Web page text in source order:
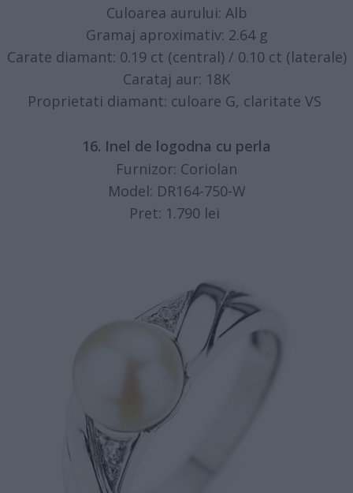
Culoarea aurului: Alb
Gramaj aproximativ: 2.64 g
Carate diamant: 0.19 ct (central) / 0.10 ct (laterale)
Carataj aur: 18K
Proprietati diamant: culoare G, claritate VS
16. Inel de logodna cu perla
Furnizor: Coriolan
Model: DR164-750-W
Pret: 1.790 lei